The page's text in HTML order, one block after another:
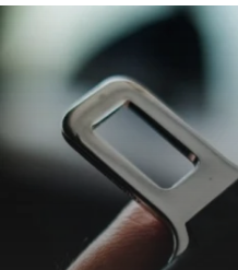
Погода
Праздники
Происшествия
Спорт
Экономика и
ПРОЕКТЫ
Блоги